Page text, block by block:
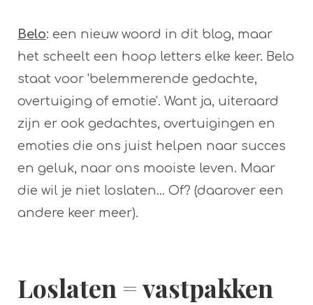
Belo: een nieuw woord in dit blog, maar
het scheelt een hoop letters elke keer. Belo
staat voor 'belemmerende gedachte,
overtuiging of emotie'. Want ja, uiteraard
zijn er ook gedachtes, overtuigingen en
emoties die ons juist helpen naar succes
en geluk, naar ons mooiste leven. Maar
die wil je niet loslaten... Of? (daarover een
andere keer meer).
Loslaten = vastpakken